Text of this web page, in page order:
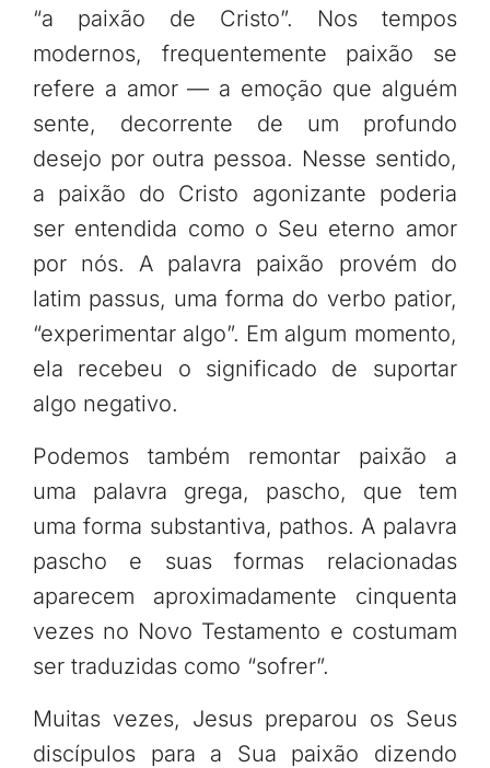
“a paixão de Cristo”. Nos tempos
modernos, frequentemente paixão se
refere a amor — a emoção que alguém
sente, decorrente de um profundo
desejo por outra pessoa. Nesse sentido,
a paixão do Cristo agonizante poderia
ser entendida como o Seu eterno amor
por nós. A palavra paixão provém do
latim passus, uma forma do verbo patior,
“experimentar algo”. Em algum momento,
ela recebeu o significado de suportar
algo negativo.
Podemos também remontar paixão a
uma palavra grega, pascho, que tem
uma forma substantiva, pathos. A palavra
pascho e suas formas relacionadas
aparecem aproximadamente cinquenta
vezes no Novo Testamento e costumam
ser traduzidas como “sofrer”.
Muitas vezes, Jesus preparou os Seus
discípulos para a Sua paixão dizendo